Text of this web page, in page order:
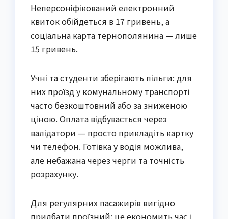
Неперсоніфікований електронний
квиток обійдеться в 17 гривень, а
соціальна карта тернополянина — лише
15 гривень.
Учні та студенти зберігають пільги: для
них проїзд у комунальному транспорті
часто безкоштовний або за зниженою
ціною. Оплата відбувається через
валідатори — просто прикладіть картку
чи телефон. Готівка у водія можлива,
але небажана через черги та точність
розрахунку.
Для регулярних пасажирів вигідно